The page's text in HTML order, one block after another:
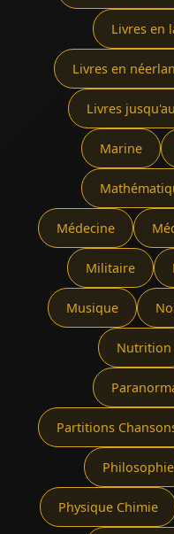
Livres en
Livres en
Livres
Marine
Médecine
Militaire
Musique
Nutrition
Partitions
Philosophie
Physique Chimie